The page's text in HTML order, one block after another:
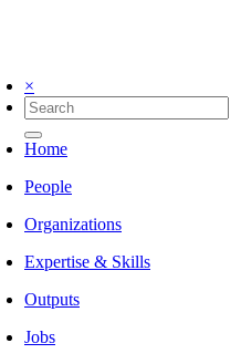
×
Home
People
Organizations
Expertise & Skills
Outputs
Jobs